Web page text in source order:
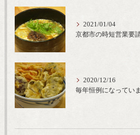
2021/01/04
2020/12/16